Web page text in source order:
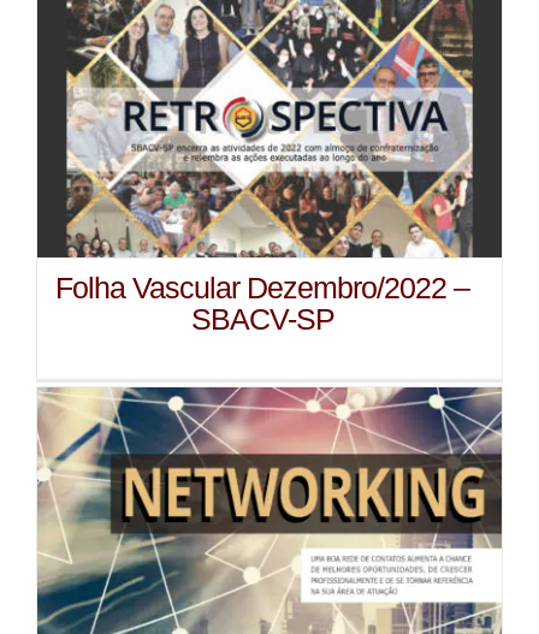
Folha Vascular Dezembro/2022 –
SBACV-SP